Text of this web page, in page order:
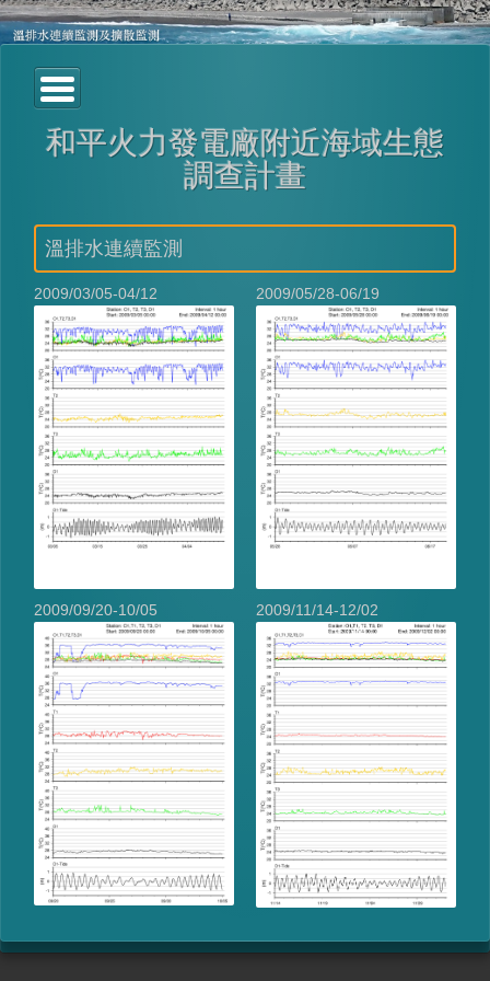
和平火力發電廠附近海域生態
調查計畫
溫排水連續監測
2009/03/05-04/12
2009/09/20-10/05
2009/05/28-06/19
2009/11/14-12/02